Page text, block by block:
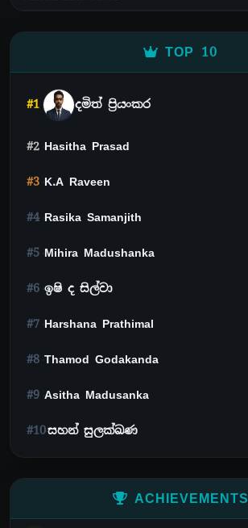
TOP 10
#1 දමිත් ප්‍රියංකර
#2 Hasitha Prasad
#3 K.A Raveen
#4 Rasika Samanjith
#5 Mihira Madushanka
#6 ඉෂි ද සිල්වා
#7 Harshana Prathimal
#8 Thamod Godakanda
#9 Asitha Madusanka
#10සහන් සුලක්ඛණ
ACHIEVEMENTS